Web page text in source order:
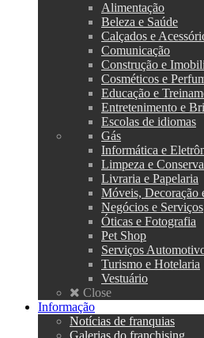
Alimentação
Beleza e Saúde
Calçados e
Comunicação
Construção e
Cosméticos e
Educação e
Entretenimento e
Escolas de idiomas
Gás
Informática e
Limpeza e
Livraria e Papelaria
Móveis, Decoração
Negócios e Serviços
Óticas e Fotografia
Pet Shop
Serviços
Turismo e Hotelaria
Vestuário
Close
Informação
Notícias de franquias
Galerias do franchising